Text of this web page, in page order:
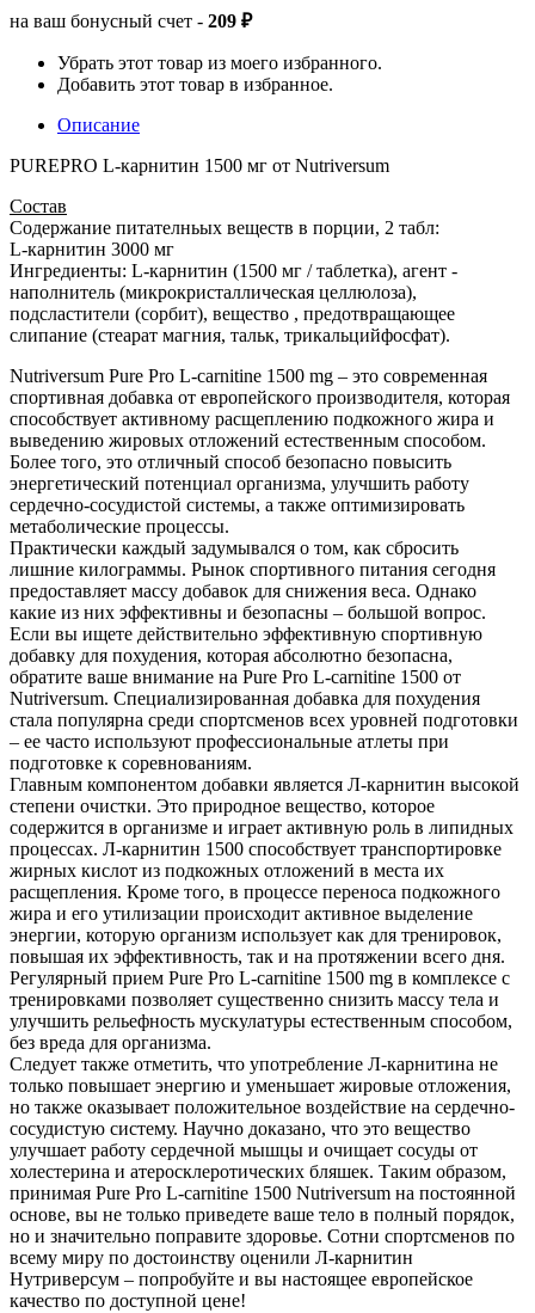
на ваш бонусный счет - 209 ₽
Убрать этот товар из моего избранного.
Добавить этот товар в избранное.
Описание
PUREPRO L-карнитин 1500 мг от Nutriversum
Состав
Содержание питателньых веществ в порции, 2 табл:
L-карнитин 3000 мг
Ингредиенты: L-карнитин (1500 мг / таблетка), агент -
наполнитель (микрокристаллическая целлюлоза),
подсластители (сорбит), вещество , предотвращающее
слипание (стеарат магния, тальк, трикальцийфосфат).
Nutriversum Pure Pro L-carnitine 1500 mg – это современная
спортивная добавка от европейского производителя, которая
способствует активному расщеплению подкожного жира и
выведению жировых отложений естественным способом.
Более того, это отличный способ безопасно повысить
энергетический потенциал организма, улучшить работу
сердечно-сосудистой системы, а также оптимизировать
метаболические процессы.
Практически каждый задумывался о том, как сбросить
лишние килограммы. Рынок спортивного питания сегодня
предоставляет массу добавок для снижения веса. Однако
какие из них эффективны и безопасны – большой вопрос.
Если вы ищете действительно эффективную спортивную
добавку для похудения, которая абсолютно безопасна,
обратите ваше внимание на Pure Pro L-carnitine 1500 от
Nutriversum. Специализированная добавка для похудения
стала популярна среди спортсменов всех уровней подготовки
– ее часто используют профессиональные атлеты при
подготовке к соревнованиям.
Главным компонентом добавки является Л-карнитин высокой
степени очистки. Это природное вещество, которое
содержится в организме и играет активную роль в липидных
процессах. Л-карнитин 1500 способствует транспортировке
жирных кислот из подкожных отложений в места их
расщепления. Кроме того, в процессе переноса подкожного
жира и его утилизации происходит активное выделение
энергии, которую организм использует как для тренировок,
повышая их эффективность, так и на протяжении всего дня.
Регулярный прием Pure Pro L-carnitine 1500 mg в комплексе с
тренировками позволяет существенно снизить массу тела и
улучшить рельефность мускулатуры естественным способом,
без вреда для организма.
Следует также отметить, что употребление Л-карнитина не
только повышает энергию и уменьшает жировые отложения,
но также оказывает положительное воздействие на сердечно-
сосудистую систему. Научно доказано, что это вещество
улучшает работу сердечной мышцы и очищает сосуды от
холестерина и атеросклеротических бляшек. Таким образом,
принимая Pure Pro L-carnitine 1500 Nutriversum на постоянной
основе, вы не только приведете ваше тело в полный порядок,
но и значительно поправите здоровье. Сотни спортсменов по
всему миру по достоинству оценили Л-карнитин
Нутриверсум – попробуйте и вы настоящее европейское
качество по доступной цене!